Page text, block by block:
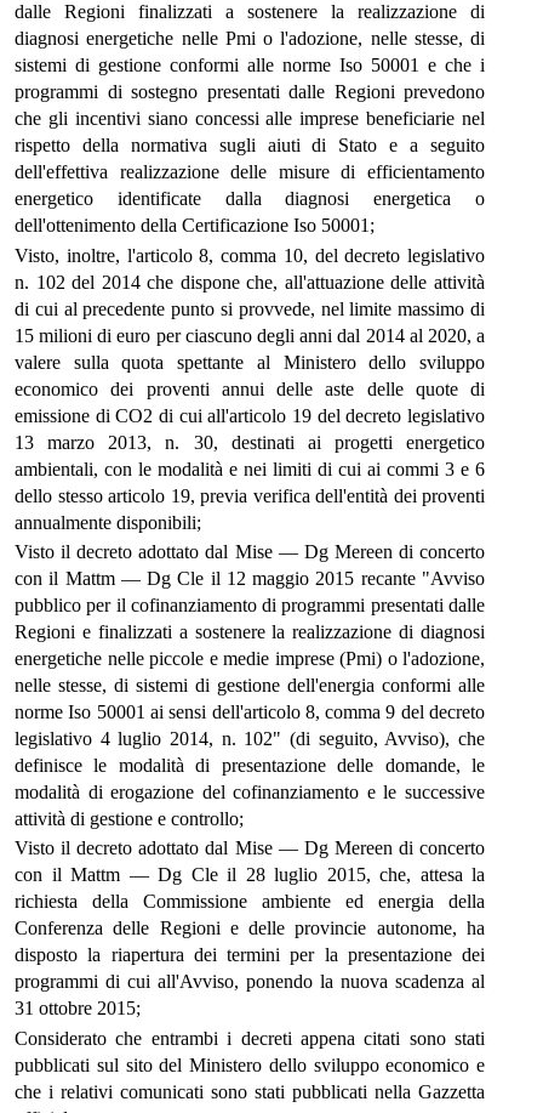
dalle Regioni finalizzati a sostenere la realizzazione di
diagnosi energetiche nelle Pmi o l'adozione, nelle stesse, di
sistemi di gestione conformi alle norme Iso 50001 e che i
programmi di sostegno presentati dalle Regioni prevedono
che gli incentivi siano concessi alle imprese beneficiarie nel
rispetto della normativa sugli aiuti di Stato e a seguito
dell'effettiva realizzazione delle misure di efficientamento
energetico identificate dalla diagnosi energetica o
dell'ottenimento della Certificazione Iso 50001;
Visto, inoltre, l'articolo 8, comma 10, del decreto legislativo
n. 102 del 2014 che dispone che, all'attuazione delle attività
di cui al precedente punto si provvede, nel limite massimo di
15 milioni di euro per ciascuno degli anni dal 2014 al 2020, a
valere sulla quota spettante al Ministero dello sviluppo
economico dei proventi annui delle aste delle quote di
emissione di CO2 di cui all'articolo 19 del decreto legislativo
13 marzo 2013, n. 30, destinati ai progetti energetico
ambientali, con le modalità e nei limiti di cui ai commi 3 e 6
dello stesso articolo 19, previa verifica dell'entità dei proventi
annualmente disponibili;
Visto il decreto adottato dal Mise — Dg Mereen di concerto
con il Mattm — Dg Cle il 12 maggio 2015 recante "Avviso
pubblico per il cofinanziamento di programmi presentati dalle
Regioni e finalizzati a sostenere la realizzazione di diagnosi
energetiche nelle piccole e medie imprese (Pmi) o l'adozione,
nelle stesse, di sistemi di gestione dell'energia conformi alle
norme Iso 50001 ai sensi dell'articolo 8, comma 9 del decreto
legislativo 4 luglio 2014, n. 102" (di seguito, Avviso), che
definisce le modalità di presentazione delle domande, le
modalità di erogazione del cofinanziamento e le successive
attività di gestione e controllo;
Visto il decreto adottato dal Mise — Dg Mereen di concerto
con il Mattm — Dg Cle il 28 luglio 2015, che, attesa la
richiesta della Commissione ambiente ed energia della
Conferenza delle Regioni e delle provincie autonome, ha
disposto la riapertura dei termini per la presentazione dei
programmi di cui all'Avviso, ponendo la nuova scadenza al
31 ottobre 2015;
Considerato che entrambi i decreti appena citati sono stati
pubblicati sul sito del Ministero dello sviluppo economico e
che i relativi comunicati sono stati pubblicati nella Gazzetta